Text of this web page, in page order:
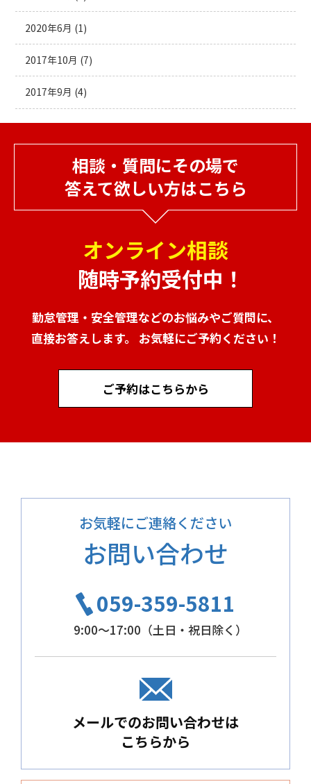
2020年6月 (1)
2017年10月 (7)
2017年9月 (4)
相談・質問にその場で
答えて欲しい方はこちら
オンライン相談
随時予約受付中！
勤怠管理・安全管理などのお悩みやご質問に、
直接お答えします。 お気軽にご予約ください！
ご予約はこちらから
お気軽にご連絡ください
お問い合わせ
059-359-5811
9:00～17:00（土日・祝日除く）
メールでのお問い合わせは
こちらから